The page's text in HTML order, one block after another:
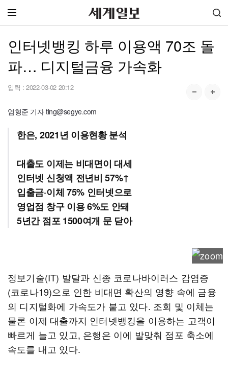
인터넷뱅킹 하루 이용액 70조 돌
파… 디지털금융 가속화
입력 : 2022-03-02 20:12
엄형준 기자 ting@segye.com
한은, 2021년 이용현황 분석
대출도 이제는 비대면이 대세
인터넷 신청액 전년비 57%↑
입출금·이체 75% 인터넷으로
영업점 창구 이용 6%도 안돼
5년간 점포 1500여개 문 닫아
정보기술(IT) 발달과 신종 코로나바이러스 감염증
(코로나19)으로 인한 비대면 확산의 영향 속에 금융
의 디지털화에 가속도가 붙고 있다. 조회 및 이체는
물론 이제 대출까지 인터넷뱅킹을 이용하는 고객이
빠르게 늘고 있고, 은행은 이에 발맞춰 점포 축소에
속도를 내고 있다.